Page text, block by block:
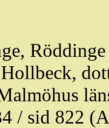
, Röddinge
/ sid 822